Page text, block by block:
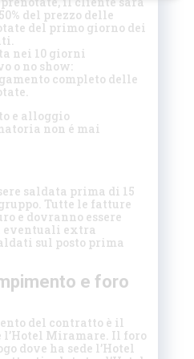
del prezzo delle
del primo giorno dei
nei 10 giorni
o no show:
completo delle
e alloggio
non é mai
saldata prima di 15
Tutte le fatture
e dovranno essere
eventuali extra
sul posto prima
e foro
del contratto è il
l’Hotel Miramare. Il foro
dove ha sede l’Hotel